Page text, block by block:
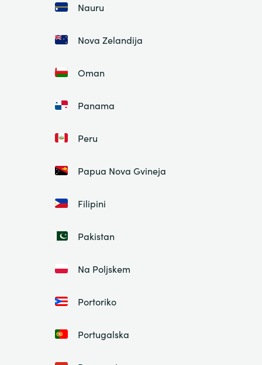
Nauru
Nova Zelandija
Oman
Panama
Peru
Papua Nova Gvineja
Filipini
Pakistan
Na Poljskem
Portoriko
Portugalska